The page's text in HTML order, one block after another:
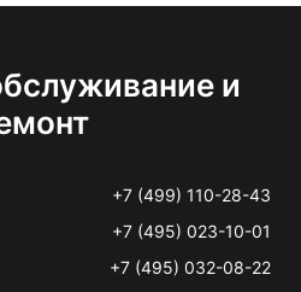
и
+7 (499) 110-28-43
+7 (495) 023-10-01
+7 (495) 032-08-22